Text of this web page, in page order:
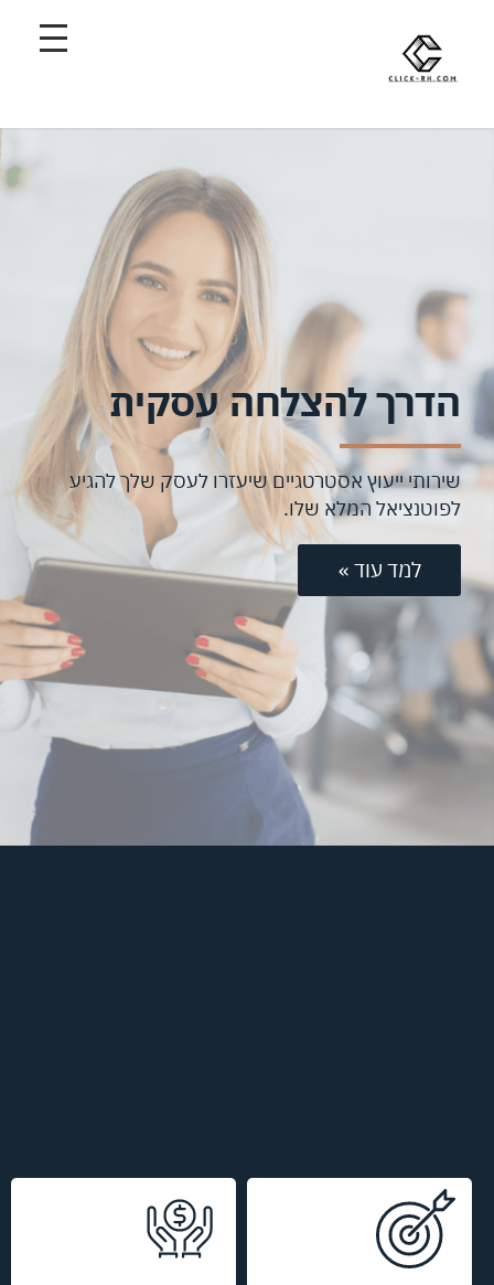
הדרך להצלחה עסקית
שירותי ייעוץ אסטרטגיים שיעזרו לעסק שלך להגיע
לפוטנציאל המלא שלו.
למד עוד »